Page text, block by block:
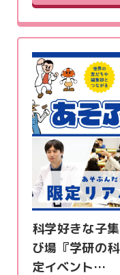
科学好きな子
び場『学研の
定イベント…